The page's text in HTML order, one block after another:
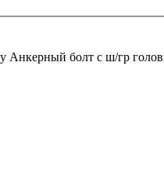
Анкерный болт с ш/гр